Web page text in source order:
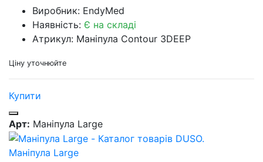
Виробник: EndyMed
Наявність: Є на складі
Атрикул: Маніпула Contour 3DEEP
Ціну уточнюйте
Купити
Арт: Маніпула Large
Маніпула Large